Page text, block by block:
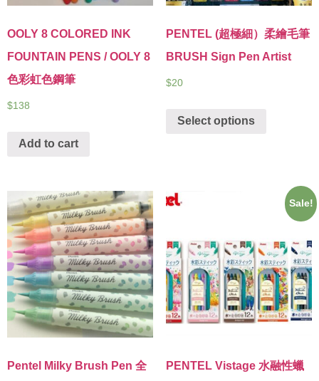
OOLY 8 COLORED INK
FOUNTAIN PENS / OOLY 8
色彩虹色鋼筆
$138
Add to cart
PENTEL (超極細）柔繪毛筆
BRUSH Sign Pen Artist
$20
Select options
Pentel Milky Brush Pen 全
Sale!
PENTEL Vistage 水融性蠟